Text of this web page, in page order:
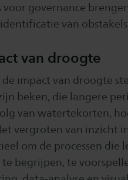
voor governance
van
van droogte
impact van droogte
beken, die langere
van watertekorten,
vergroten van inzicht
om de processen
begrijpen, te